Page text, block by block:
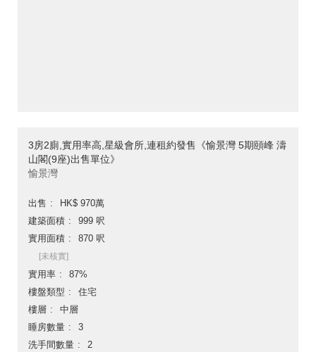
3房2廁,實用率高,星級會所,連租約發售《愉景灣 5期頤峰 濤
山閣(9座)出售單位》
愉景灣
出售
HK$ 970萬
建築面積
999 呎
實用面積
870 呎
[未核實]
實用率
87%
樓盤類型
住宅
樓層
中層
睡房數量
3
洗手間數量
2